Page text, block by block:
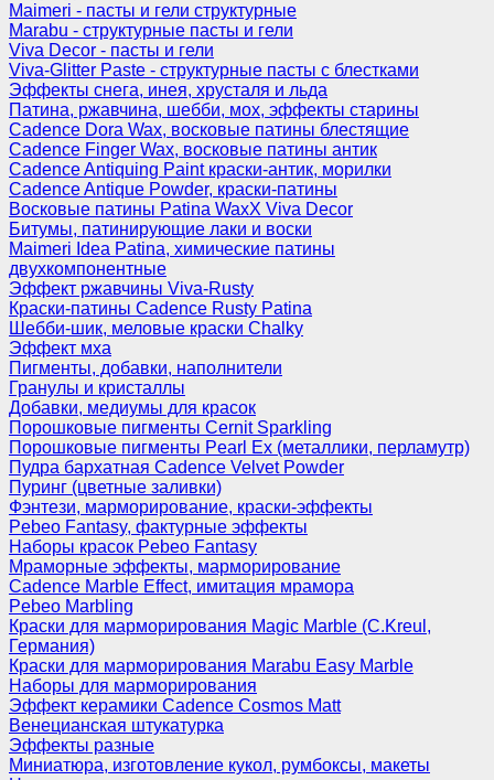
Maimeri - пасты и гели структурные
Marabu - структурные пасты и гели
Viva Decor - пасты и гели
Viva-Glitter Paste - структурные пасты с блестками
Эффекты снега, инея, хрусталя и льда
Патина, ржавчина, шебби, мох, эффекты старины
Cadence Dora Wax, восковые патины блестящие
Cadence Finger Wax, восковые патины антик
Сadence Antiquing Paint краски-антик, морилки
Cadence Antique Powder, краски-патины
Восковые патины Patina WaxX Viva Decor
Битумы, патинирующие лаки и воски
Maimeri Idea Patina, химические патины
двухкомпонентные
Эффект ржавчины Viva-Rusty
Краски-патины Cadence Rusty Patina
Шебби-шик, меловые краски Chalky
Эффект мха
Пигменты, добавки, наполнители
Гранулы и кристаллы
Добавки, медиумы для красок
Порошковые пигменты Cernit Sparkling
Порошковые пигменты Pearl Ex (металлики, перламутр)
Пудра бархатная Cadence Velvet Powder
Пуринг (цветные заливки)
Фэнтези, марморирование, краски-эффекты
Pebeo Fantasy, фактурные эффекты
Наборы красок Pebeo Fantasy
Мраморные эффекты, марморирование
Cadence Marble Effect, имитация мрамора
Pebeo Marbling
Краски для марморирования Magic Marble (C.Kreul,
Германия)
Краски для марморирования Marabu Easy Marble
Наборы для марморирования
Эффект керамики Cadence Cosmos Matt
Венецианская штукатурка
Эффекты разные
Миниатюра, изготовление кукол, румбоксы, макеты